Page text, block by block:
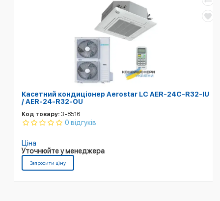
Касетний кондиціонер Aerostar LC AER-24C-R32-IU
/ AER-24-R32-OU
Код товару:3-8516
0 відгуків
Ціна
Уточнюйте у менеджера
Запросити ціну